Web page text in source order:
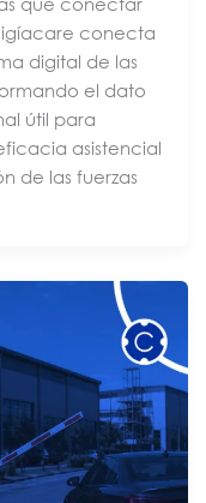
conecta
digital de las
el dato
útil para
asistencial
de las fuerzas